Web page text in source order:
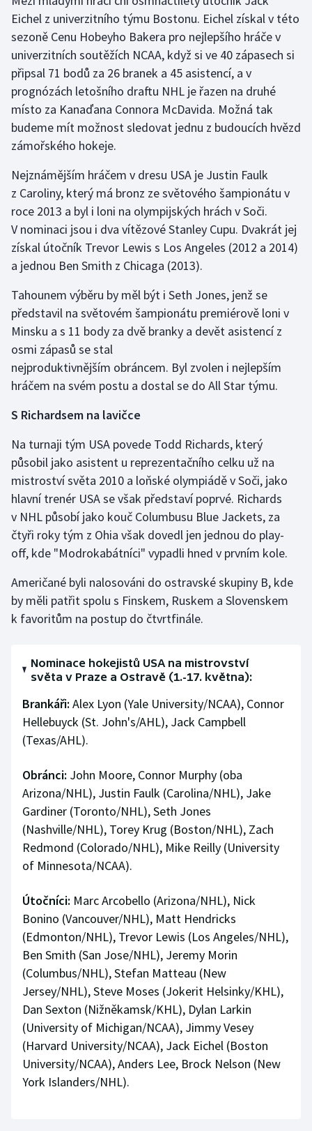
Eichel z univerzitního týmu Bostonu. Eichel získal v této
sezoně Cenu Hobeyho Bakera pro nejlepšího hráče v
univerzitních soutěžích NCAA, když si ve 40 zápasech si
připsal 71 bodů za 26 branek a 45 asistencí, a v
prognózách letošního draftu NHL je řazen na druhé
místo za Kanaďana Connora McDavida. Možná tak
budeme mít možnost sledovat jednu z budoucích hvězd
zámořského hokeje.
Nejznámějším hráčem v dresu USA je Justin Faulk
z Caroliny, který má bronz ze světového šampionátu v
roce 2013 a byl i loni na olympijských hrách v Soči.
V nominaci jsou i dva vítězové Stanley Cupu. Dvakrát jej
získal útočník Trevor Lewis s Los Angeles (2012 a 2014)
a jednou Ben Smith z Chicaga (2013).
Tahounem výběru by měl být i Seth Jones, jenž se
představil na světovém šampionátu premiérově loni v
Minsku a s 11 body za dvě branky a devět asistencí z
osmi zápasů se stal
nejproduktivnějším obráncem. Byl zvolen i nejlepším
hráčem na svém postu a dostal se do All Star týmu.
S Richardsem na lavičce
Na turnaji tým USA povede Todd Richards, který
působil jako asistent u reprezentačního celku už na
mistroství světa 2010 a loňské olympiádě v Soči, jako
hlavní trenér USA se však představí poprvé. Richards
v NHL působí jako kouč Columbusu Blue Jackets, za
čtyři roky tým z Ohia však dovedl jen jednou do play-
off, kde "Modrokabátníci" vypadli hned v prvním kole.
Američané byli nalosováni do ostravské skupiny B, kde
by měli patřit spolu s Finskem, Ruskem a Slovenskem
k favoritům na postup do čtvrtfinále.
Nominace hokejistů USA na mistrovství
světa v Praze a Ostravě (1.-17. května):
Brankáři: Alex Lyon (Yale University/NCAA), Connor
Hellebuyck (St. John's/AHL), Jack Campbell
(Texas/AHL).
Obránci: John Moore, Connor Murphy (oba
Arizona/NHL), Justin Faulk (Carolina/NHL), Jake
Gardiner (Toronto/NHL), Seth Jones
(Nashville/NHL), Torey Krug (Boston/NHL), Zach
Redmond (Colorado/NHL), Mike Reilly (University
of Minnesota/NCAA).
Útočníci: Marc Arcobello (Arizona/NHL), Nick
Bonino (Vancouver/NHL), Matt Hendricks
(Edmonton/NHL), Trevor Lewis (Los Angeles/NHL),
Ben Smith (San Jose/NHL), Jeremy Morin
(Columbus/NHL), Stefan Matteau (New
Jersey/NHL), Steve Moses (Jokerit Helsinky/KHL),
Dan Sexton (Nižněkamsk/KHL), Dylan Larkin
(University of Michigan/NCAA), Jimmy Vesey
(Harvard University/NCAA), Jack Eichel (Boston
University/NCAA), Anders Lee, Brock Nelson (New
York Islanders/NHL).